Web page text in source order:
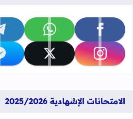
تابعنا على facebook تابعنا على whatsapp
تابعنا على instagram تابعنا على x
الامتحانات الإشهادية 2025/2026